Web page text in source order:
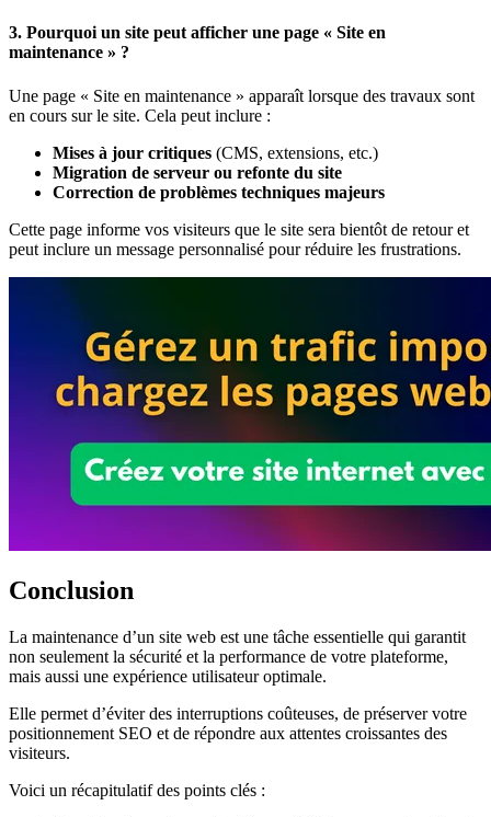
3. Pourquoi un site peut afficher une page « Site en
maintenance » ?
Une page « Site en maintenance » apparaît lorsque des travaux sont
en cours sur le site. Cela peut inclure :
Mises à jour critiques (CMS, extensions, etc.)
Migration de serveur ou refonte du site
Correction de problèmes techniques majeurs
Cette page informe vos visiteurs que le site sera bientôt de retour et
peut inclure un message personnalisé pour réduire les frustrations.
Conclusion
La maintenance d’un site web est une tâche essentielle qui garantit
non seulement la sécurité et la performance de votre plateforme,
mais aussi une expérience utilisateur optimale.
Elle permet d’éviter des interruptions coûteuses, de préserver votre
positionnement SEO et de répondre aux attentes croissantes des
visiteurs.
Voici un récapitulatif des points clés :